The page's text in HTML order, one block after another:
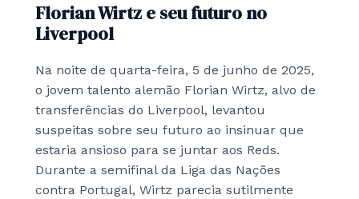
Florian Wirtz e seu futuro no
Liverpool
Na noite de quarta-feira, 5 de junho de 2025,
o jovem talento alemão Florian Wirtz, alvo de
transferências do Liverpool, levantou
suspeitas sobre seu futuro ao insinuar que
estaria ansioso para se juntar aos Reds.
Durante a semifinal da Liga das Nações
contra Portugal, Wirtz parecia sutilmente